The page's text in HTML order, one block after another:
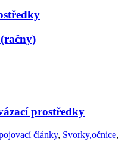
prostředky
články, Svorky,očnice,